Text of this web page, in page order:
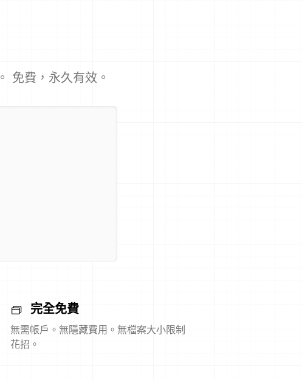
。 免費，永久有效。
完全免費
無需帳戶。無隱藏費用。無檔案大小限制
花招。